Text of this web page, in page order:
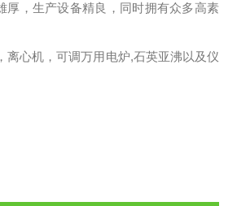
，生产设备精良，同时拥有众多高素
心机，可调万用电炉,石英亚沸以及仪